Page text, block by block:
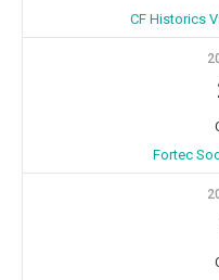
CF Historics
Fortec